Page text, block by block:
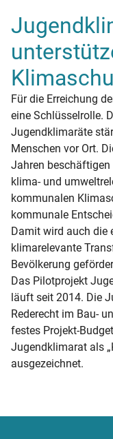
Für die Erreichung
eine Schlüsselrolle.
Jugendklimaräte
Menschen vor Ort.
Jahren
klima- und
kommunalen
kommunale
Damit wird auch die
klimarelevante
Bevölkerung
Das Pilotprojekt
läuft seit 2014. Die
Rederecht im Bau-
festes Projekt-
Jugendklimarat als
ausgezeichnet.